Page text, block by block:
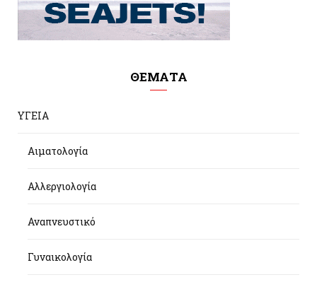
ΘΕΜΑΤΑ
ΥΓΕΙΑ
Αιματολογία
Αλλεργιολογία
Αναπνευστικό
Γυναικολογία